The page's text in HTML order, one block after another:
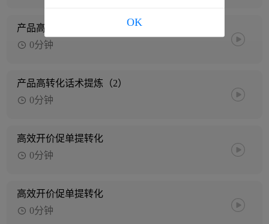
产品高转化话术提炼（1）
0分钟
产品高转化话术提炼（2）
0分钟
高效开价促单提转化
0分钟
高效开价促单提转化
0分钟
OK